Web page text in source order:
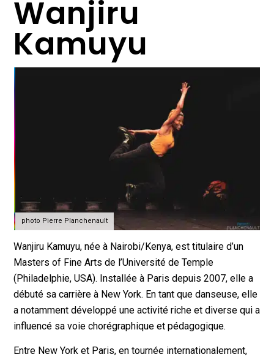
Wanjiru
Kamuyu
photo Pierre Planchenault
Wanjiru Kamuyu, née à Nairobi/Kenya, est titulaire d’un
Masters of Fine Arts de l’Université de Temple
(Philadelphie, USA). Installée à Paris depuis 2007, elle a
débuté sa carrière à New York. En tant que danseuse, elle
a notamment développé une activité riche et diverse qui a
influencé sa voie chorégraphique et pédagogique.
Entre New York et Paris, en tournée internationalement,